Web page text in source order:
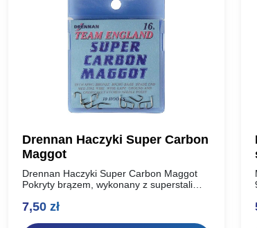
Drennan Haczyki Super Carbon
Maggot
Drennan Haczyki Super Carbon Maggot
Pokryty brązem, wykonany z superstali
jednocześnie nie podnosząc wagi. Posiada
7,50 zł